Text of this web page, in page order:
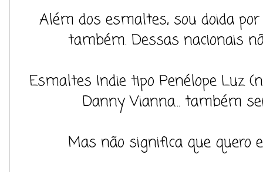
Além dos esmaltes, sou doida
também. Dessas nacionais
Esmaltes Indie tipo Penélope Luz
Danny Vianna... também
Mas não significa que quero